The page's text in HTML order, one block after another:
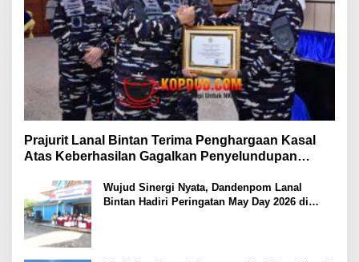
Prajurit Lanal Bintan Terima Penghargaan Kasal
Atas Keberhasilan Gagalkan Penyelundupan
Wujud Sinergi Nyata, Dandenpom Lanal
Bintan Hadiri Peringatan May Day 2026 di